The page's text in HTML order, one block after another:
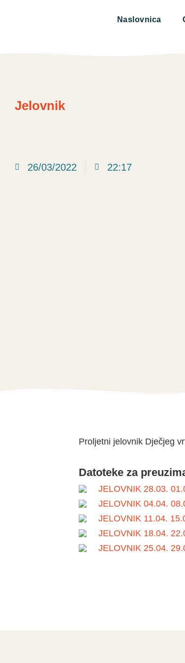
Naslovnica
Jelovnik
26/03/2022 22:17
Proljetni jelovnik Dječjeg
Datoteke za
JELOVNIK 28.03.
JELOVNIK 04.04.
JELOVNIK 11.04.
JELOVNIK 18.04.
JELOVNIK 25.04.